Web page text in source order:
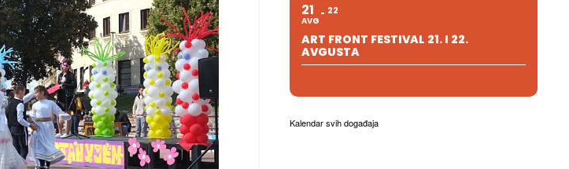
21
AVG
22
ART FRONT FESTIVAL 21. I 22.
AVGUSTA
Kalendar svih događaja